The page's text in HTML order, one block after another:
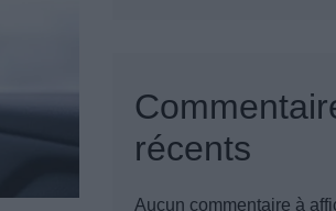
récents
Aucun commentaire à